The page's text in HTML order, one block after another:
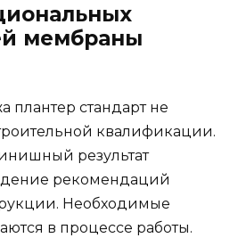
мембраны
плантер стандарт не
квалификации.
результат
рекомендаций
Необходимые
в процессе работы.